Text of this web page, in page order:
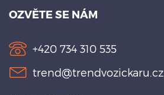
OZVĚTE SE NÁM
+420 734 310 535
trend@trendvozickaru.cz